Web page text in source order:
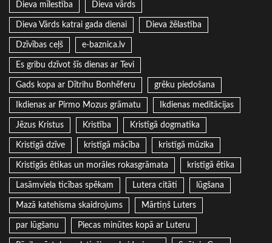
Dieva mīlestība Dieva vārds
Dieva Vārds katrai gada dienai Dieva žēlastība
Dzīvības ceļš e-baznica.lv
Es gribu dzīvot šīs dienas ar Tevi
Gads kopa ar Dītrihu Bonhēferu grēku piedošana
Ikdienas ar Pirmo Mozus grāmatu Ikdienas meditācijas
Jēzus Kristus Kristība Kristīgā dogmatika
Kristīgā dzīve kristīgā mācība kristīgā mūzika
Kristīgās ētikas un morāles rokasgrāmata kristīgā ētika
Lasāmviela ticības spēkam Lutera citāti lūgšana
Mazā katehisma skaidrojums Mārtiņš Luters
par lūgšanu Piecas minūtes kopā ar Luteru